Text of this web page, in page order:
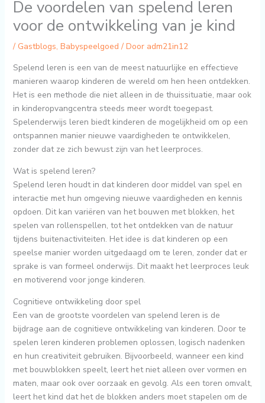
De voordelen van spelend leren
voor de ontwikkeling van je kind
/ Gastblogs, Babyspeelgoed / Door adm21in12
Spelend leren is een van de meest natuurlijke en effectieve
manieren waarop kinderen de wereld om hen heen ontdekken.
Het is een methode die niet alleen in de thuissituatie, maar ook
in kinderopvangcentra steeds meer wordt toegepast.
Spelenderwijs leren biedt kinderen de mogelijkheid om op een
ontspannen manier nieuwe vaardigheden te ontwikkelen,
zonder dat ze zich bewust zijn van het leerproces.
Wat is spelend leren?
Spelend leren houdt in dat kinderen door middel van spel en
interactie met hun omgeving nieuwe vaardigheden en kennis
opdoen. Dit kan variëren van het bouwen met blokken, het
spelen van rollenspellen, tot het ontdekken van de natuur
tijdens buitenactiviteiten. Het idee is dat kinderen op een
speelse manier worden uitgedaagd om te leren, zonder dat er
sprake is van formeel onderwijs. Dit maakt het leerproces leuk
en motiverend voor jonge kinderen.
Cognitieve ontwikkeling door spel
Een van de grootste voordelen van spelend leren is de
bijdrage aan de cognitieve ontwikkeling van kinderen. Door te
spelen leren kinderen problemen oplossen, logisch nadenken
en hun creativiteit gebruiken. Bijvoorbeeld, wanneer een kind
met bouwblokken speelt, leert het niet alleen over vormen en
maten, maar ook over oorzaak en gevolg. Als een toren omvalt,
leert het kind dat het de blokken anders moet stapelen om de